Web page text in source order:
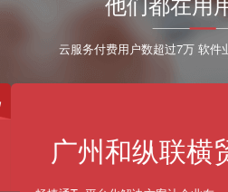
云服务付费用户数超过7万 软件
广州和纵联横